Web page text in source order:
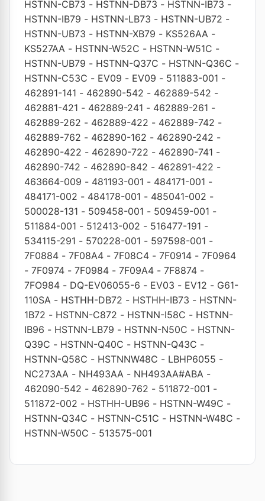
HSTNN-CB73 - HSTNN-DB73 - HSTNN-IB73 -
HSTNN-IB79 - HSTNN-LB73 - HSTNN-UB72 -
HSTNN-UB73 - HSTNN-XB79 - KS526AA -
KS527AA - HSTNN-W52C - HSTNN-W51C -
HSTNN-UB79 - HSTNN-Q37C - HSTNN-Q36C -
HSTNN-C53C - EV09 - EV09 - 511883-001 -
462891-141 - 462890-542 - 462889-542 -
462881-421 - 462889-241 - 462889-261 -
462889-262 - 462889-422 - 462889-742 -
462889-762 - 462890-162 - 462890-242 -
462890-422 - 462890-722 - 462890-741 -
462890-742 - 462890-842 - 462891-422 -
463664-009 - 481193-001 - 484171-001 -
484171-002 - 484178-001 - 485041-002 -
500028-131 - 509458-001 - 509459-001 -
511884-001 - 512413-002 - 516477-191 -
534115-291 - 570228-001 - 597598-001 -
7F0884 - 7F08A4 - 7F08C4 - 7F0914 - 7F0964
- 7F0974 - 7F0984 - 7F09A4 - 7F8874 -
7FO984 - DQ-EV06055-6 - EV03 - EV12 - G61-
110SA - HSTHH-DB72 - HSTHH-IB73 - HSTNN-
1B72 - HSTNN-C872 - HSTNN-I58C - HSTNN-
IB96 - HSTNN-LB79 - HSTNN-N50C - HSTNN-
Q39C - HSTNN-Q40C - HSTNN-Q43C -
HSTNN-Q58C - HSTNNW48C - LBHP6055 -
NC273AA - NH493AA - NH493AA#ABA -
462090-542 - 462890-762 - 511872-001 -
511872-002 - HSTHH-UB96 - HSTNN-W49C -
HSTNN-Q34C - HSTNN-C51C - HSTNN-W48C -
HSTNN-W50C - 513575-001